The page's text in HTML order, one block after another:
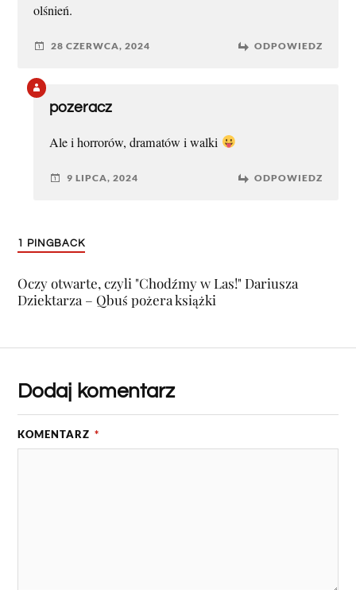
olśnień.
28 CZERWCA, 2024 ODPOWIEDZ
pozeracz
Ale i horrorów, dramatów i walki
9 LIPCA, 2024 ODPOWIEDZ
1 PINGBACK
Oczy otwarte, czyli "Chodźmy w Las!" Dariusza
Dziektarza – Qbuś pożera książki
Dodaj komentarz
KOMENTARZ *